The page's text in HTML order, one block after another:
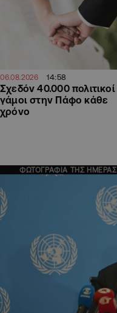
06.08.2026 14:58
Σχεδόν 40.000 πολιτικοί
γάμοι στην Πάφο κάθε
χρόνο
ΦΩΤΟΓΡΑΦΙΑ ΤΗΣ ΗΜΕΡΑΣ